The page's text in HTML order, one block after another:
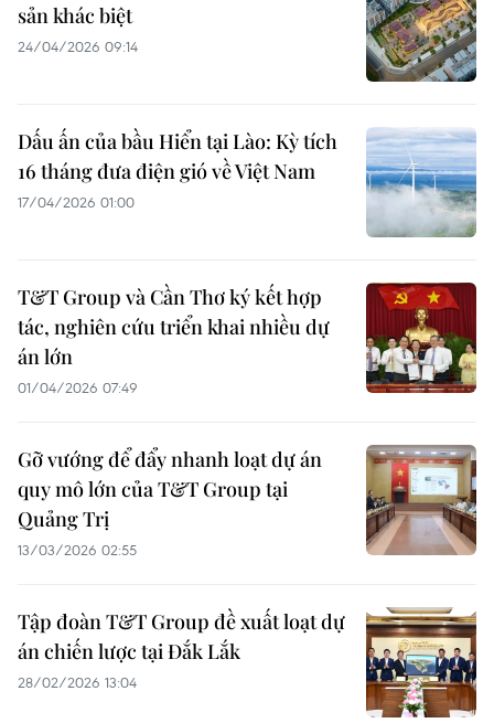
sản khác biệt
24/04/2026 09:14
Dấu ấn của bầu Hiển tại Lào: Kỳ tích
16 tháng đưa điện gió về Việt Nam
17/04/2026 01:00
T&T Group và Cần Thơ ký kết hợp
tác, nghiên cứu triển khai nhiều dự
án lớn
01/04/2026 07:49
Gỡ vướng để đẩy nhanh loạt dự án
quy mô lớn của T&T Group tại
Quảng Trị
13/03/2026 02:55
Tập đoàn T&T Group đề xuất loạt dự
án chiến lược tại Đắk Lắk
28/02/2026 13:04